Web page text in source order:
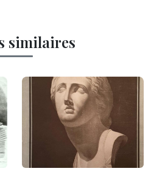
similaires